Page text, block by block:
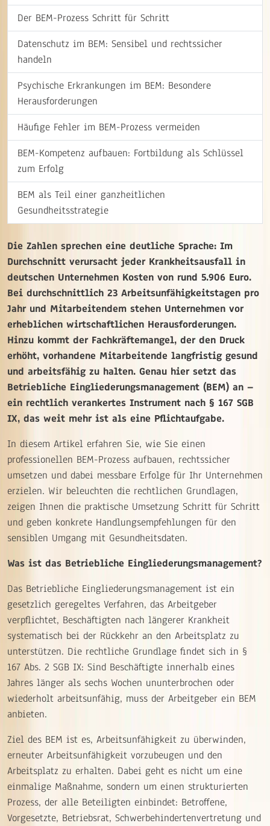
Der BEM-Prozess Schritt für Schritt
Datenschutz im BEM: Sensibel und rechtssicher
handeln
Psychische Erkrankungen im BEM: Besondere
Herausforderungen
Häufige Fehler im BEM-Prozess vermeiden
BEM-Kompetenz aufbauen: Fortbildung als Schlüssel
zum Erfolg
BEM als Teil einer ganzheitlichen
Gesundheitsstrategie
Die Zahlen sprechen eine deutliche Sprache: Im
Durchschnitt verursacht jeder Krankheitsausfall in
deutschen Unternehmen Kosten von rund 5.906 Euro.
Bei durchschnittlich 23 Arbeitsunfähigkeitstagen pro
Jahr und Mitarbeitendem stehen Unternehmen vor
erheblichen wirtschaftlichen Herausforderungen.
Hinzu kommt der Fachkräftemangel, der den Druck
erhöht, vorhandene Mitarbeitende langfristig gesund
und arbeitsfähig zu halten. Genau hier setzt das
Betriebliche Eingliederungsmanagement (BEM) an –
ein rechtlich verankertes Instrument nach § 167 SGB
IX, das weit mehr ist als eine Pflichtaufgabe.
In diesem Artikel erfahren Sie, wie Sie einen
professionellen BEM-Prozess aufbauen, rechtssicher
umsetzen und dabei messbare Erfolge für Ihr Unternehmen
erzielen. Wir beleuchten die rechtlichen Grundlagen,
zeigen Ihnen die praktische Umsetzung Schritt für Schritt
und geben konkrete Handlungsempfehlungen für den
sensiblen Umgang mit Gesundheitsdaten.
Was ist das Betriebliche Eingliederungsmanagement?
Das Betriebliche Eingliederungsmanagement ist ein
gesetzlich geregeltes Verfahren, das Arbeitgeber
verpflichtet, Beschäftigten nach längerer Krankheit
systematisch bei der Rückkehr an den Arbeitsplatz zu
unterstützen. Die rechtliche Grundlage findet sich in §
167 Abs. 2 SGB IX: Sind Beschäftigte innerhalb eines
Jahres länger als sechs Wochen ununterbrochen oder
wiederholt arbeitsunfähig, muss der Arbeitgeber ein BEM
anbieten.
Ziel des BEM ist es, Arbeitsunfähigkeit zu überwinden,
erneuter Arbeitsunfähigkeit vorzubeugen und den
Arbeitsplatz zu erhalten. Dabei geht es nicht um eine
einmalige Maßnahme, sondern um einen strukturierten
Prozess, der alle Beteiligten einbindet: Betroffene,
Vorgesetzte, Betriebsrat, Schwerbehindertenvertretung und